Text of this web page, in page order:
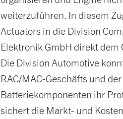
weiterzuführen. In diesem
Actuators in die Division
Elektronik GmbH direkt dem
Die Division Automotive
RAC/MAC-Geschäfts und
Batteriekomponenten ihr
sichert die Markt- und